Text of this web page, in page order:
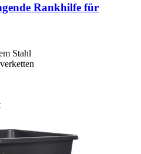
Rankhilfe für
Stahl